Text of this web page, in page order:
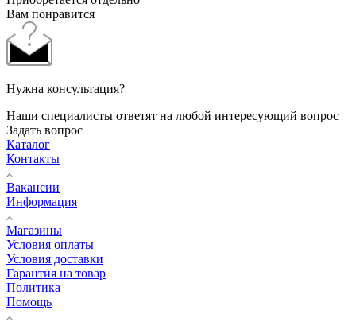
Вам понравится
Нужна консультация?
Наши специалисты ответят на любой интересующий вопрос
Задать вопрос
Каталог
Контакты
Вакансии
Информация
Магазины
Условия оплаты
Условия доставки
Гарантия на товар
Политика
Помощь